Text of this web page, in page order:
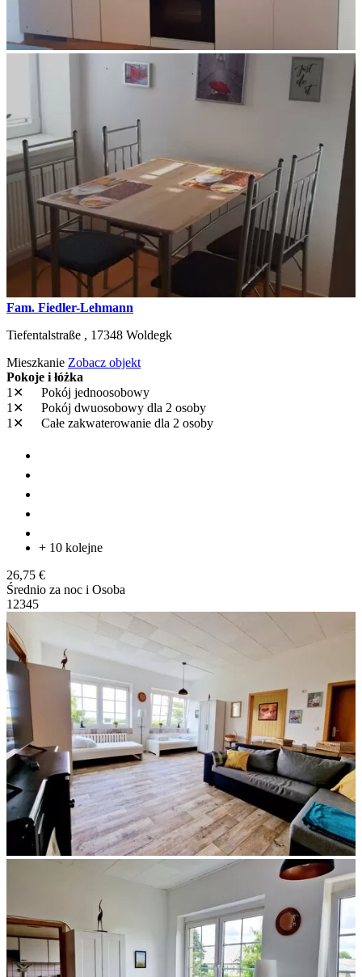
Fam. Fiedler-Lehmann
Tiefentalstraße , 17348 Woldegk
Mieszkanie Zobacz objekt
Pokoje i łóżka
1✕
Pokój jednoosobowy
1✕
Pokój dwuosobowy dla 2 osoby
1✕
Całe zakwaterowanie dla 2 osoby
+ 10 kolejne
26,75 €
Średnio za noc i Osoba
1 2345